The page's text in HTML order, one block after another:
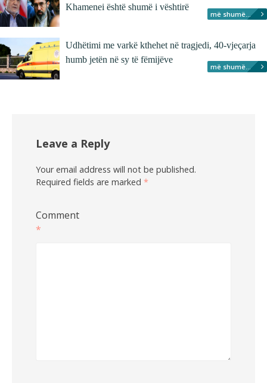
Khamenei është shumë i vështirë
më shumë...
Udhëtimi me varkë kthehet në tragjedi, 40-vjeçarja
humb jetën në sy të fëmijëve
më shumë...
Leave a Reply
Your email address will not be published.
Required fields are marked *
Comment
*